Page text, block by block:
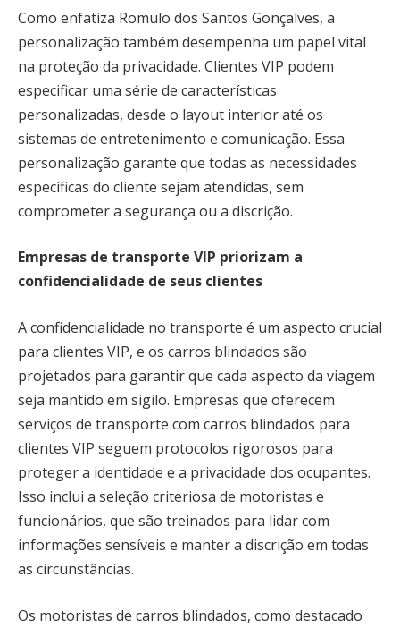
Como enfatiza Romulo dos Santos Gonçalves, a
personalização também desempenha um papel vital
na proteção da privacidade. Clientes VIP podem
especificar uma série de características
personalizadas, desde o layout interior até os
sistemas de entretenimento e comunicação. Essa
personalização garante que todas as necessidades
específicas do cliente sejam atendidas, sem
comprometer a segurança ou a discrição.
Empresas de transporte VIP priorizam a
confidencialidade de seus clientes
A confidencialidade no transporte é um aspecto crucial
para clientes VIP, e os carros blindados são
projetados para garantir que cada aspecto da viagem
seja mantido em sigilo. Empresas que oferecem
serviços de transporte com carros blindados para
clientes VIP seguem protocolos rigorosos para
proteger a identidade e a privacidade dos ocupantes.
Isso inclui a seleção criteriosa de motoristas e
funcionários, que são treinados para lidar com
informações sensíveis e manter a discrição em todas
as circunstâncias.
Os motoristas de carros blindados, como destacado